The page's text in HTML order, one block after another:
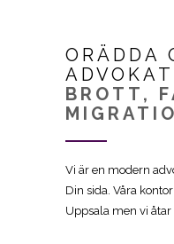
ORÄDDA
BROTT,
Vi är en modern
Din sida. Våra
Uppsala men vi